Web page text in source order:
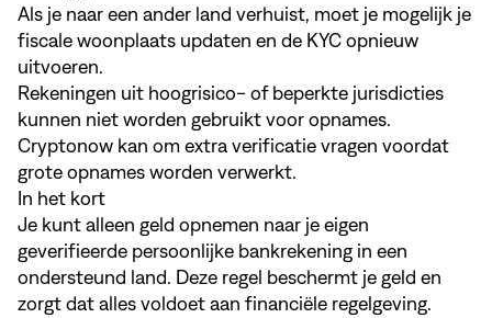
Als je naar een ander land verhuist, moet je mogelijk je
fiscale woonplaats updaten en de KYC opnieuw
uitvoeren.
Rekeningen uit hoogrisico- of beperkte jurisdicties
kunnen niet worden gebruikt voor opnames.
Cryptonow kan om extra verificatie vragen voordat
grote opnames worden verwerkt.
In het kort
Je kunt alleen geld opnemen naar je eigen
geverifieerde persoonlijke bankrekening in een
ondersteund land. Deze regel beschermt je geld en
zorgt dat alles voldoet aan financiële regelgeving.